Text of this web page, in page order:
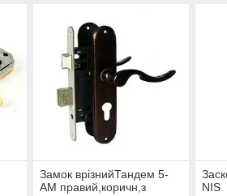
Замок врізнийТандем 5-
АМ правий,коричн,з
NIS